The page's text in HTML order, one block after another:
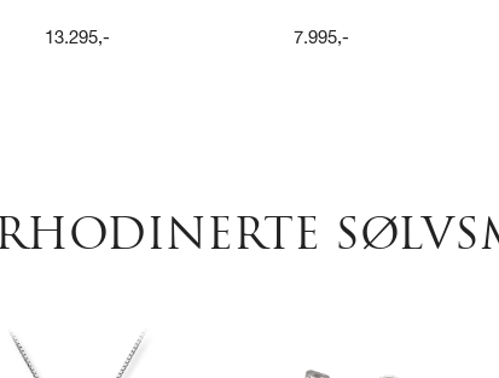
13.295,- 7.995,-
RHODINERTE